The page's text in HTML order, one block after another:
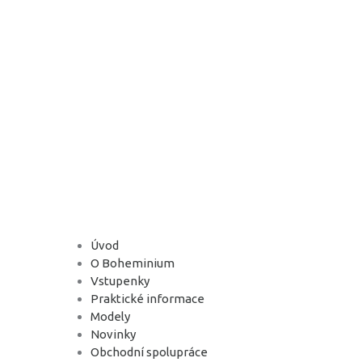
Úvod
O Boheminium
Vstupenky
Praktické informace
Modely
Novinky
Obchodní spolupráce